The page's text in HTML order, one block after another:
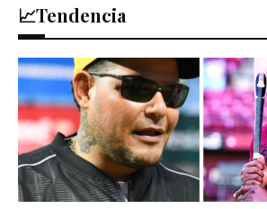
📈Tendencia